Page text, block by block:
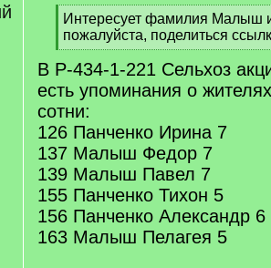
[
q
]
Интересует фамилия Малыш
пожалуйста, поделиться
[
/
q
]
В Р-434-1-221 Сельхоз
есть упоминания о
сотни:
126 Панченко Ирина 7
137 Малыш Федор 7
139 Малыш Павел 7
155 Панченко Тихон 5
156 Панченко Александр 6
163 Малыш Пелагея 5